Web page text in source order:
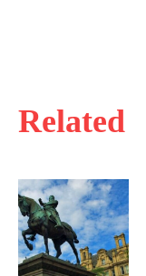
Related